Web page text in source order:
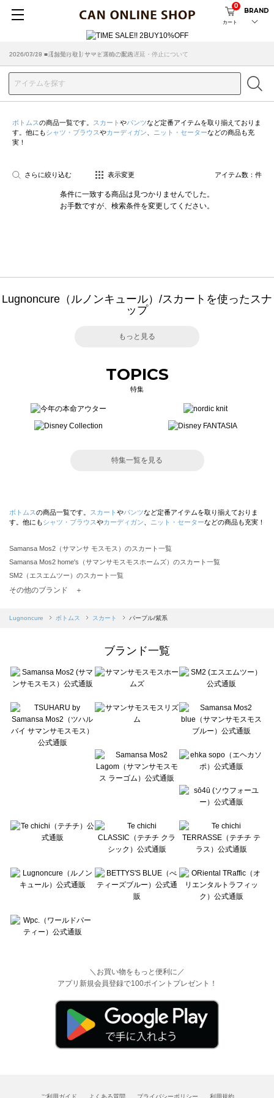
カート
0
BRAND
2026/07/29 ■【お知らせ】ヤマト運輸の配送遅延・停止について
2026/03/18 ■店舗受け取りサービスのご案内
ボトムスの商品一覧です。 スカート やパンツなど定番アイテムを取り揃えておりま
す。他にもシャツ・ブラウスやカーディガン ニット・セーターなどの商品も充
実！
さらに絞り込む 表示変更 アイテム数： 件
条件に一致する商品は見つかりませんでした。
お手数ですが、検索条件を変更してください。
Lugnoncure（ルノンキュール）/スカートを使ったスナ
ップ
もっと見る
TOPICS
特集
特集一覧を見る
ボトムスの商品一覧です。 スカート やパンツなど定番アイテムを取り揃えておりま
す。他にもシャツ・ブラウスやカーディガン ニット・セーターなどの商品も充実！
Samansa Mos2（サマンサ モスモス）のスカート一覧
Samansa Mos2 home's（サマンサモスモスホームズ）のスカート一覧
SM2（エスエムツー）のスカート一覧
TSUHARU by Samansa Mos2（ツハルバイサマンサモスモス）のスカート一覧
Samansa Mos2 blue（サマンサモスモス ブルー）のスカート一覧
sō4ū（ソウフォーユー）のスカート一覧
Te chichi（テチチ）のスカート一覧
Te chichi CLASSIC（テチチ クラシック）のスカート一覧
Lugnoncure（ルノンキュール）のスカート一覧
BETTY'S BLUE（べティーズブルー）のスカート一覧
Wpc.（ワールドパーティー）のスカート一覧
その他のブランド ＋
Lugnoncure ボトムス スカート パープル/紫系
ブランド一覧
＼お買い物をもっと便利に／
アプリ新規会員登録で100ポイントプレゼント！
ご利用ガイド よくある質問 プライバシーポリシー 利用規約